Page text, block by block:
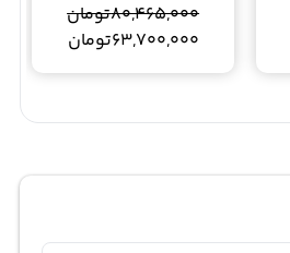
63,700,000تومان
80,465,000تومان